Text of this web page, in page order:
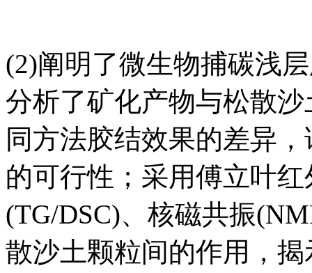
(2)阐明了微生物捕碳浅
分析了矿化产物与松散
同方法胶结效果的差异
的可行性；采用傅立叶
(TG/DSC)、核磁共振
散沙土颗粒间的作用，